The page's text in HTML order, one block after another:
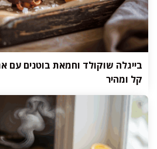
בייגלה שוקולד וחמאת בוטנים עם
קל ומהיר